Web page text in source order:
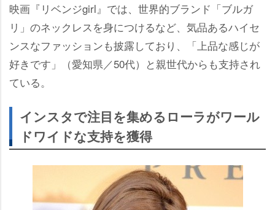
映画『リベンジgirl』では、世界的ブランド「ブルガ
リ」のネックレスを身につけるなど、気品あるハイセ
ンスなファッションも披露しており、「上品な感じが
好きです」（愛知県／50代）と親世代からも支持され
ている。
インスタで注目を集めるローラがワール
ドワイドな支持を獲得